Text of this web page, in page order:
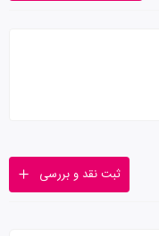
ثبت نقد و بررسی